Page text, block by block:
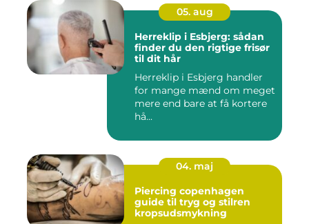
05. aug
Herreklip i Esbjerg: sådan
finder du den rigtige frisør
til dit hår
Herreklip i Esbjerg handler
for mange mænd om meget
mere end bare at få kortere
hå...
04. maj
Piercing copenhagen
guide til tryg og stilren
kropsudsmykning